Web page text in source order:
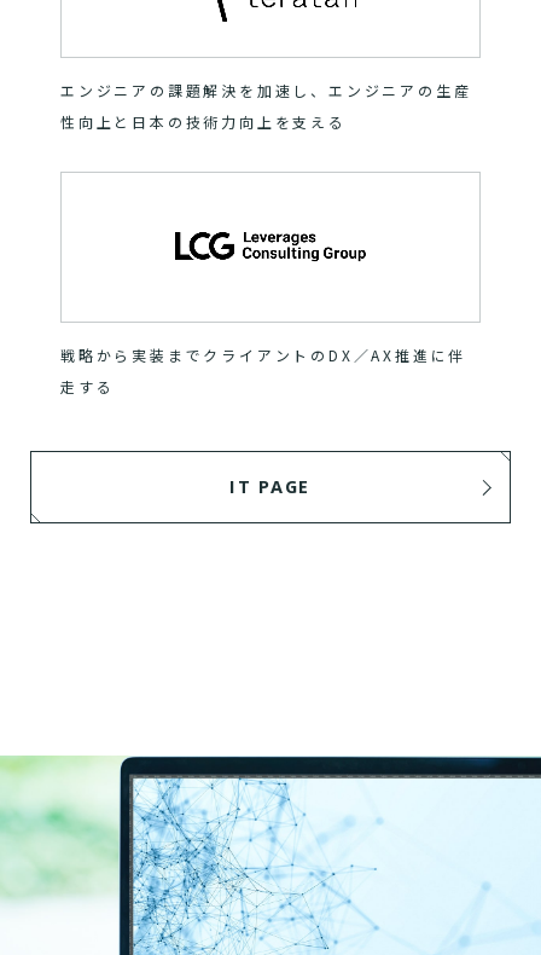
エンジニアの課題解決を加速し、エンジニアの生産
性向上と日本の技術力向上を支える
戦略から実装までクライアントのDX／AX推進に伴
走する
IT PAGE